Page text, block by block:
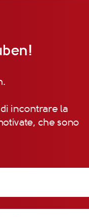
incontrare la
che sono